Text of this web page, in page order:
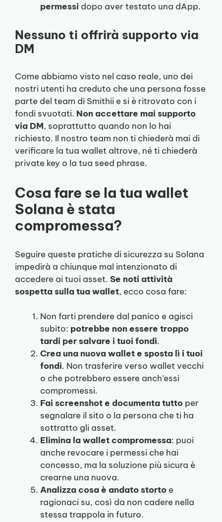
permessi dopo aver testato una dApp.
Nessuno ti offrirà supporto via
DM
Come abbiamo visto nel caso reale, uno dei
nostri utenti ha creduto che una persona fosse
parte del team di Smithii e si è ritrovato con i
fondi svuotati. Non accettare mai supporto
via DM, soprattutto quando non lo hai
richiesto. Il nostro team non ti chiederà mai di
verificare la tua wallet altrove, né ti chiederà
private key o la tua seed phrase.
Cosa fare se la tua wallet
Solana è stata
compromessa?
Seguire queste pratiche di sicurezza su Solana
impedirà a chiunque mal intenzionato di
accedere ai tuoi asset. Se noti attività
sospetta sulla tua wallet, ecco cosa fare:
Non farti prendere dal panico e agisci
subito: potrebbe non essere troppo
tardi per salvare i tuoi fondi.
Crea una nuova wallet e sposta lì i tuoi
fondi. Non trasferire verso wallet vecchi
o che potrebbero essere anch’essi
compromessi.
Fai screenshot e documenta tutto per
segnalare il sito o la persona che ti ha
sottratto gli asset.
Elimina la wallet compromessa: puoi
anche revocare i permessi che hai
concesso, ma la soluzione più sicura è
crearne una nuova.
Analizza cosa è andato storto e
ragionaci su, così da non cadere nella
stessa trappola in futuro.